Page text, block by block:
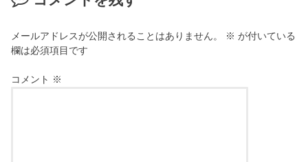
メールアドレスが公開されることはありません。 ※ が付いている
欄は必須項目です
コメント ※